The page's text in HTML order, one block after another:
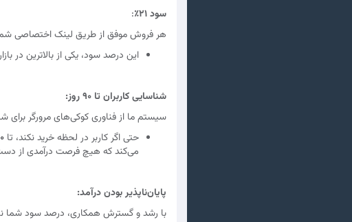
سود ۲۱٪
:
هر فروش موفق از طریق لینک اختصاصی شما، منجر به
این درصد سود، یکی از بالاترین در
شناسایی کاربران تا ۹۰ روز:
سیستم ما از فناوری کوکی‌های مرورگر برای
حتی اگر کاربر در لحظه خرید نکند، تا
می‌کند که هیچ فرصت درآمدی از
پایان‌ناپذیر بودن درآمد:
با رشد و گسترش همکاری، درصد سود شما نیز